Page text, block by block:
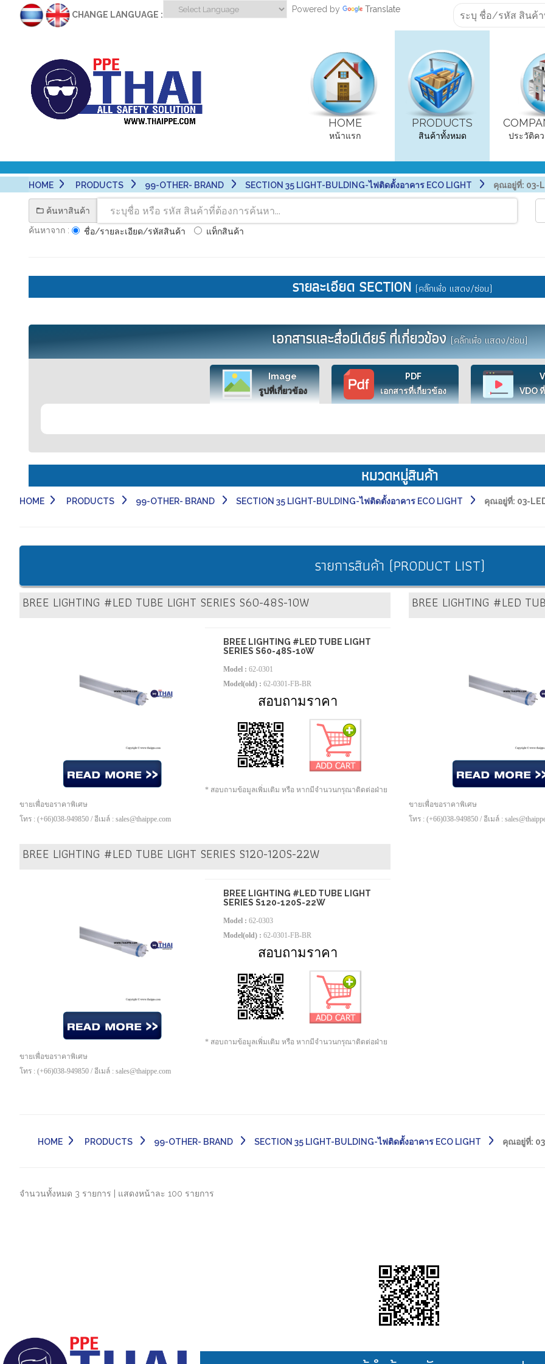
CHANGE LANGUAGE :
Powered by Translate
HOME
หน้าแรก
PRODUCTS
สินค้าทั้งหมด ประวัติค
HOME PRODUCTS 99-OTHER- BRAND SECTION 35 LIGHT-BULDING-ไฟติดตั้งอาคาร ECO LIGHT คุณอยู่ที่: 03-
ค้นหาสินค้า
ค้นหาจาก :
ชื่อ/รายละเอียด/รหัสสินค้า แท็กสินค้า
รายละเอียด SECTION (คลิ๊กเพื่อ แสดง/ซ่อน)
เอกสารและสื่อมีเดียร์ ที่เกี่ยวข้อง(คลิ๊กเพื่อ แสดง/ซ่อน)
Image
รูปที่เกี่ยวข้อง
PDF
เอกสารที่เกี่ยวข้อง
VDO
หมวดหมู่สินค้า
HOME PRODUCTS 99-OTHER- BRAND SECTION 35 LIGHT-BULDING-ไฟติดตั้งอาคาร ECO LIGHT คุณอยู่ที่: 03-
รายการสินค้า (PRODUCT LIST)
BREE LIGHTING #LED TUBE LIGHT SERIES S60-48S-10W
BREE LIGHTING #LED TUBE LIGHT
SERIES S60-48S-10W
Model : 62-0301
Model(old) : 62-0301-FB-BR
สอบถามราคา
* สอบถามข้อมูลเพิ่มเติม หรือ หากมีจำนวนกรุณาติดต่อฝ่าย
ขายเพื่อขอราคาพิเศษ
โทร : (+66)038-949850 / อีเมล์ : sales@thaippe.com
BREE LIGHTING #LED
ขายเพื่อขอราคาพิเศษ
โทร : (+66)038-949850 / อีเมล์ :
BREE LIGHTING #LED TUBE LIGHT SERIES S120-120S-22W
BREE LIGHTING #LED TUBE LIGHT
SERIES S120-120S-22W
Model : 62-0303
Model(old) : 62-0301-FB-BR
สอบถามราคา
* สอบถามข้อมูลเพิ่มเติม หรือ หากมีจำนวนกรุณาติดต่อฝ่าย
ขายเพื่อขอราคาพิเศษ
โทร : (+66)038-949850 / อีเมล์ : sales@thaippe.com
HOME PRODUCTS 99-OTHER- BRAND SECTION 35 LIGHT-BULDING-ไฟติดตั้งอาคาร ECO LIGHT คุณอยู่ที่:
จำนวนทั้งหมด 3 รายการ | แสดงหน้าละ 100 รายการ